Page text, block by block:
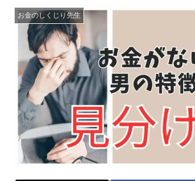
お金のしくじり先生